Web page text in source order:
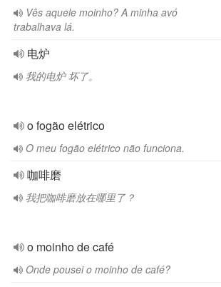
Vês aquele moinho? A minha avó
trabalhava lá.
电炉
我的电炉 坏了。
o fogão elétrico
O meu fogão elétrico não funciona.
咖啡磨
我把咖啡磨放在哪里了？
o moinho de café
Onde pousei o moinho de café?